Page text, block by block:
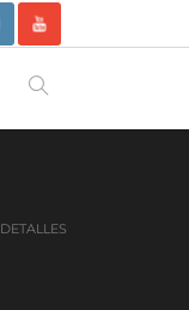
DETALLES